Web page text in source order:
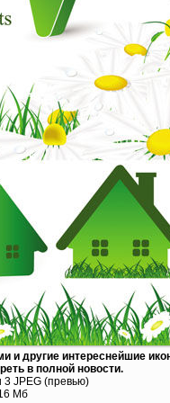
и другие интереснейшие
в полной новости.
3 JPEG (превью)
Мб